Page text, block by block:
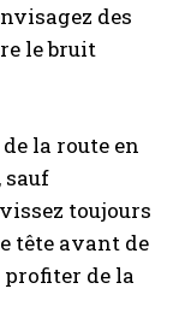
des
le bruit
la route en
toujours
tête avant de
de la